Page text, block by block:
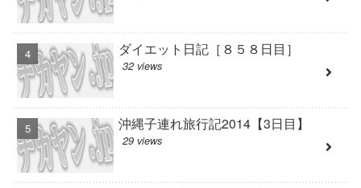
ダイエット日記［８５８日目］
32 views
沖縄子連れ旅行記2014【3日目】
29 views